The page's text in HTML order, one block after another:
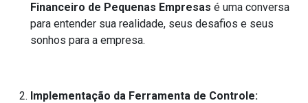
Financeiro de Pequenas Empresas é uma conversa
para entender sua realidade, seus desafios e seus
sonhos para a empresa.
Implementação da Ferramenta de Controle: